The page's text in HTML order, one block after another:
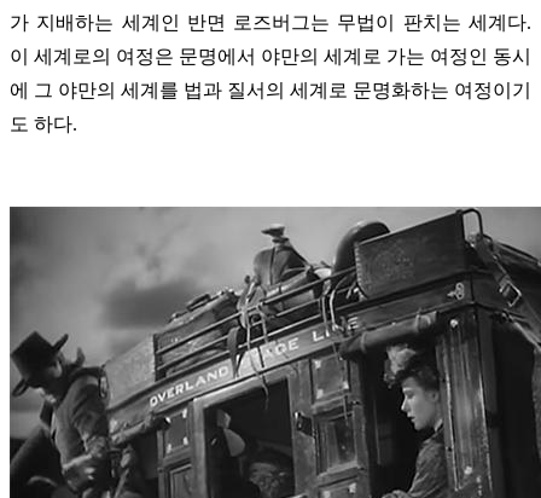
가 지배하는 세계인 반면 로즈버그는 무법이 판치는 세계다.
이 세계로의 여정은 문명에서 야만의 세계로 가는 여정인 동시
에 그 야만의 세계를 법과 질서의 세계로 문명화하는 여정이기
도 하다.